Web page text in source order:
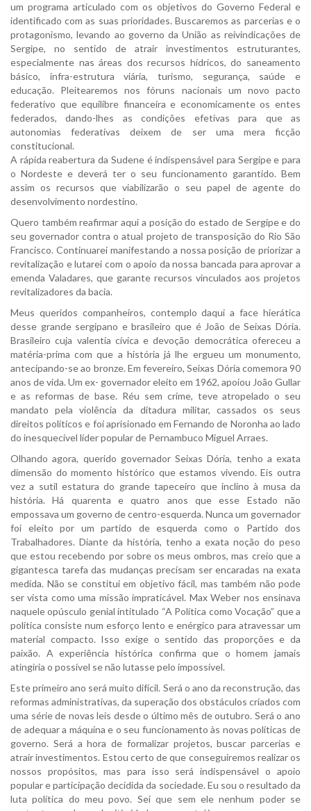
um programa articulado com os objetivos do Governo Federal e
identificado com as suas prioridades. Buscaremos as parcerias e o
protagonismo, levando ao governo da União as reivindicações de
Sergipe, no sentido de atrair investimentos estruturantes,
especialmente nas áreas dos recursos hídricos, do saneamento
básico, infra-estrutura viária, turismo, segurança, saúde e
educação. Pleitearemos nos fóruns nacionais um novo pacto
federativo que equilibre financeira e economicamente os entes
federados, dando-lhes as condições efetivas para que as
autonomias federativas deixem de ser uma mera ficção
constitucional.
A rápida reabertura da Sudene é indispensável para Sergipe e para
o Nordeste e deverá ter o seu funcionamento garantido. Bem
assim os recursos que viabilizarão o seu papel de agente do
desenvolvimento nordestino.
Quero também reafirmar aqui a posição do estado de Sergipe e do
seu governador contra o atual projeto de transposição do Rio São
Francisco. Continuarei manifestando a nossa posição de priorizar a
revitalização e lutarei com o apoio da nossa bancada para aprovar a
emenda Valadares, que garante recursos vinculados aos projetos
revitalizadores da bacia.
Meus queridos companheiros, contemplo daqui a face hierática
desse grande sergipano e brasileiro que é João de Seixas Dória.
Brasileiro cuja valentia cívica e devoção democrática ofereceu a
matéria-prima com que a história já lhe ergueu um monumento,
antecipando-se ao bronze. Em fevereiro, Seixas Dória comemora 90
anos de vida. Um ex- governador eleito em 1962, apoiou João Gullar
e as reformas de base. Réu sem crime, teve atropelado o seu
mandato pela violência da ditadura militar, cassados os seus
direitos políticos e foi aprisionado em Fernando de Noronha ao lado
do inesquecível líder popular de Pernambuco Miguel Arraes.
Olhando agora, querido governador Seixas Dória, tenho a exata
dimensão do momento histórico que estamos vivendo. Eis outra
vez a sutil estatura do grande tapeceiro que inclino à musa da
história. Há quarenta e quatro anos que esse Estado não
empossava um governo de centro-esquerda. Nunca um governador
foi eleito por um partido de esquerda como o Partido dos
Trabalhadores. Diante da história, tenho a exata noção do peso
que estou recebendo por sobre os meus ombros, mas creio que a
gigantesca tarefa das mudanças precisam ser encaradas na exata
medida. Não se constitui em objetivo fácil, mas também não pode
ser vista como uma missão impraticável. Max Weber nos ensinava
naquele opúsculo genial intitulado “A Política como Vocação” que a
política consiste num esforço lento e enérgico para atravessar um
material compacto. Isso exige o sentido das proporções e da
paixão. A experiência histórica confirma que o homem jamais
atingiria o possível se não lutasse pelo impossível.
Este primeiro ano será muito difícil. Será o ano da reconstrução, das
reformas administrativas, da superação dos obstáculos criados com
uma série de novas leis desde o último mês de outubro. Será o ano
de adequar a máquina e o seu funcionamento às novas políticas de
governo. Será a hora de formalizar projetos, buscar parcerias e
atrair investimentos. Estou certo de que conseguiremos realizar os
nossos propósitos, mas para isso será indispensável o apoio
popular e participação decidida da sociedade. Eu sou o resultado da
luta política do meu povo. Sei que sem ele nenhum poder se